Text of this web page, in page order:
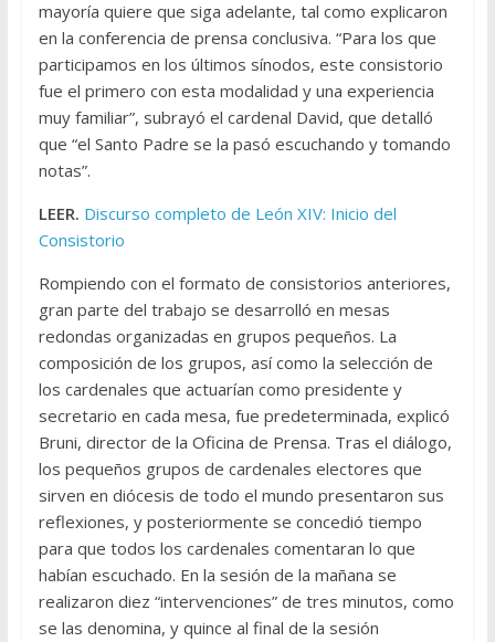
mayoría quiere que siga adelante, tal como explicaron
en la conferencia de prensa conclusiva. “Para los que
participamos en los últimos sínodos, este consistorio
fue el primero con esta modalidad y una experiencia
muy familiar”, subrayó el cardenal David, que detalló
que “el Santo Padre se la pasó escuchando y tomando
notas”.
LEER. Discurso completo de León XIV: Inicio del
Consistorio
Rompiendo con el formato de consistorios anteriores,
gran parte del trabajo se desarrolló en mesas
redondas organizadas en grupos pequeños. La
composición de los grupos, así como la selección de
los cardenales que actuarían como presidente y
secretario en cada mesa, fue predeterminada, explicó
Bruni, director de la Oficina de Prensa. Tras el diálogo,
los pequeños grupos de cardenales electores que
sirven en diócesis de todo el mundo presentaron sus
reflexiones, y posteriormente se concedió tiempo
para que todos los cardenales comentaran lo que
habían escuchado. En la sesión de la mañana se
realizaron diez “intervenciones” de tres minutos, como
se las denomina, y quince al final de la sesión